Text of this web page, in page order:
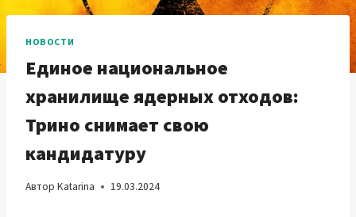
НОВОСТИ
Единое национальное
хранилище ядерных отходов:
Трино снимает свою
кандидатуру
Автор Katarina 19.03.2024